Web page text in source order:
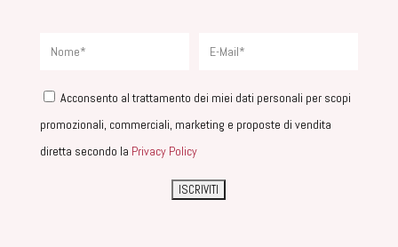
Acconsento al trattamento dei miei dati personali per scopi
promozionali, commerciali, marketing e proposte di vendita
diretta secondo la Privacy Policy